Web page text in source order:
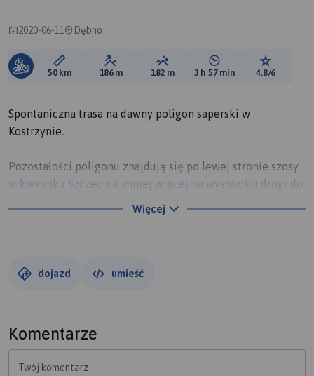
2020-06-11 Dębno
Długość trasy:
50 km Suma przewyższeń:
186 m Suma spadków:
182 m Średni czas potrzebny
3 h 57 min Ocena
4.8/6
Spontaniczna trasa na dawny poligon saperski w
Kostrzynie.
Pozostałości poligonu znajdują się po lewej stronie szosy
w kierunku Szczecina, mniej więcej na wysokości drogi do
„betonkę” (po drugiej stronie szosy.) Jadąc nią, miniemy
naszukać. Dalej, wśród drzew, znajdziemy resztki mostów
Więcej
dojazd umieść
Komentarze
Twój komentarz